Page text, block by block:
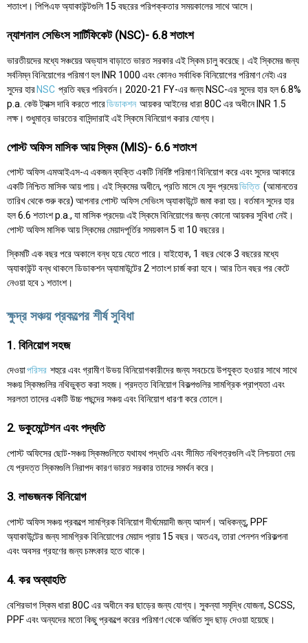
শতাংশ। পিপিএফ অ্যাকাউন্টগুলি 15 বছরের পরিপক্কতার সময়কালের সাথে আসে।
ন্যাশনাল সেভিংস সার্টিফিকেট (NSC)- 6.8 শতাংশ
ভারতীয়দের মধ্যে সঞ্চয়ের অভ্যাস বাড়াতে ভারত সরকার এই স্কিম চালু করেছে। এই স্কিমের জন্য
সর্বনিম্ন বিনিয়োগের পরিমাণ হল INR 1000 এবং কোনও সর্বাধিক বিনিয়োগের পরিমাণ নেই৷ এর
সুদের হার NSC প্রতি বছর পরিবর্তন। 2020-21 FY-এর জন্য NSC-এর সুদের হার হল 6.8%
p.a. কেউ ট্যাক্স দাবি করতে পারেডিডাকশন আয়কর আইনের ধারা 80C এর অধীনে INR 1.5
লক্ষ। শুধুমাত্র ভারতের বাসিন্দারাই এই স্কিমে বিনিয়োগ করার যোগ্য।
পোস্ট অফিস মাসিক আয় স্কিম (MIS)- 6.6 শতাংশ
পোস্ট অফিস এমআইএস-এ একজন ব্যক্তি একটি নির্দিষ্ট পরিমাণ বিনিয়োগ করে এবং সুদের আকারে
একটি নিশ্চিত মাসিক আয় পায়। এই স্কিমের অধীনে, প্রতি মাসে যে সুদ প্রদেয়ভিত্তি (আমানতের
তারিখ থেকে শুরু করে) আপনার পোস্ট অফিস সেভিংস অ্যাকাউন্টে জমা করা হয়। বর্তমান সুদের হার
হল 6.6 শতাংশ p.a., যা মাসিক প্রদেয়৷ এই স্কিমে বিনিয়োগের জন্য কোনো আয়কর সুবিধা নেই।
পোস্ট অফিস মাসিক আয় স্কিমের মেয়াদপূর্তির সময়কাল 5 বা 10 বছরের।
স্কিমটি এক বছর পরে অকালে বন্ধ হয়ে যেতে পারে। যাইহোক, 1 বছর থেকে 3 বছরের মধ্যে
অ্যাকাউন্ট বন্ধ থাকলে ডিডাকশন অ্যামাউন্টের 2 শতাংশ চার্জ করা হবে। আর তিন বছর পর কেটে
নেওয়া হবে ১ শতাংশ।
ক্ষুদ্র সঞ্চয় প্রকল্পের শীর্ষ সুবিধা
1. বিনিয়োগ সহজ
দেওয়াপরিসর শহুরে এবং গ্রামীণ উভয় বিনিয়োগকারীদের জন্য সবচেয়ে উপযুক্ত হওয়ার সাথে সাথে
সঞ্চয় স্কিমগুলির নথিভুক্ত করা সহজ। প্রদত্ত বিনিয়োগ বিকল্পগুলির সামগ্রিক প্রাপ্যতা এবং
সরলতা তাদের একটি উচ্চ পছন্দের সঞ্চয় এবং বিনিয়োগ ধারণা করে তোলে।
2. ডকুমেন্টেশন এবং পদ্ধতি
পোস্ট অফিসের ছোট-সঞ্চয় স্কিমগুলিতে যথাযথ পদ্ধতি এবং সীমিত নথিপত্রগুলি এই নিশ্চয়তা দেয়
যে প্রদত্ত স্কিমগুলি নিরাপদ কারণ ভারত সরকার তাদের সমর্থন করে।
3. লাভজনক বিনিয়োগ
পোস্ট অফিস সঞ্চয় প্রকল্পে সামগ্রিক বিনিয়োগ দীর্ঘমেয়াদী জন্য আদর্শ। অধিকন্তু, PPF
অ্যাকাউন্টের জন্য সামগ্রিক বিনিয়োগের মেয়াদ প্রায় 15 বছর। অতএব, তারা পেনশন পরিকল্পনা
এবং অবসর গ্রহণের জন্য চমৎকার হতে থাকে।
4. কর অব্যাহতি
বেশিরভাগ স্কিম ধারা 80C এর অধীনে কর ছাড়ের জন্য যোগ্য। সুকন্যা সমৃদ্ধি যোজনা, SCSS,
PPF এবং অন্যদের মতো কিছু প্রকল্পে করের পরিমাণ থেকে অর্জিত সুদ ছাড় দেওয়া হয়েছে।